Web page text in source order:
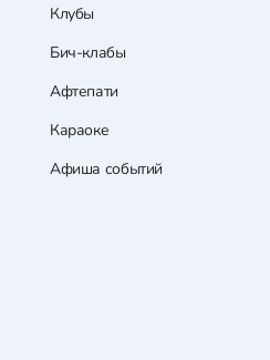
Клубы
Бич-клабы
Афтепати
Караоке
Афиша событий